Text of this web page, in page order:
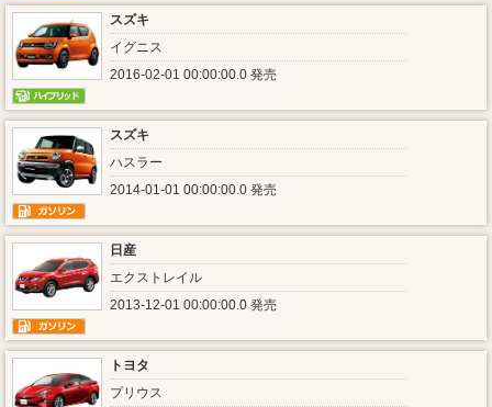
スズキ
イグニス
2016-02-01 00:00:00.0 発売
スズキ
ハスラー
2014-01-01 00:00:00.0 発売
日産
エクストレイル
2013-12-01 00:00:00.0 発売
トヨタ
プリウス